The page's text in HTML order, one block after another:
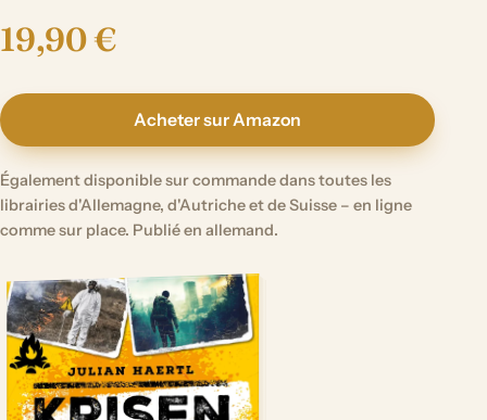
19,90 €
Acheter sur Amazon
Également disponible sur commande dans toutes les
librairies d'Allemagne, d'Autriche et de Suisse – en ligne
comme sur place. Publié en allemand.